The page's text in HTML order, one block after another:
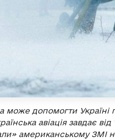
може допомогти Україні
авіація завдає
американському ЗМІ